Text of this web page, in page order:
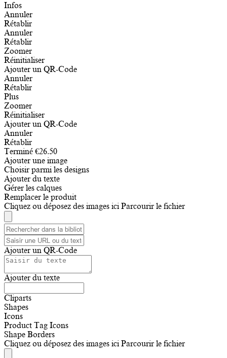
Infos
Annuler
Rétablir
Annuler
Rétablir
Zoomer
Réinitialiser
Ajouter un QR-Code
Annuler
Rétablir
Plus
Zoomer
Réinitialiser
Ajouter un QR-Code
Annuler
Rétablir
Terminé €26.50
Ajouter une image
Choisir parmi les designs
Ajouter du texte
Gérer les calques
Remplacer le produit
Cliquez ou déposez des images ici Parcourir le fichier
Ajouter un QR-Code
Ajouter du texte
Cliparts
Shapes
Icons
Product Tag Icons
Shape Borders
Cliquez ou déposez des images ici Parcourir le fichier